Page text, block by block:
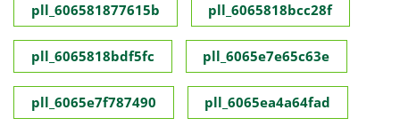
pll_606581877615b pll_6065818bcc28f
pll_6065818bdf5fc pll_6065e7e65c63e
pll_6065e7f787490 pll_6065ea4a64fad